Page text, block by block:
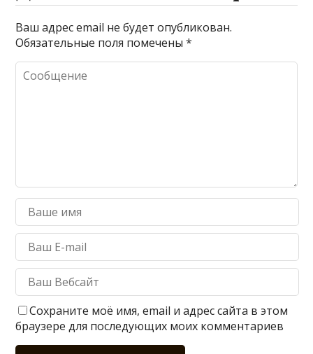
Ваш адрес email не будет опубликован.
Обязательные поля помечены*
Сохраните моё имя, email и адрес сайта в этом
браузере для последующих моих комментариев